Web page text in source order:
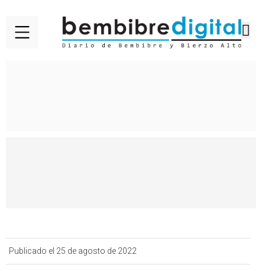
Publicado el 25 de agosto de 2022